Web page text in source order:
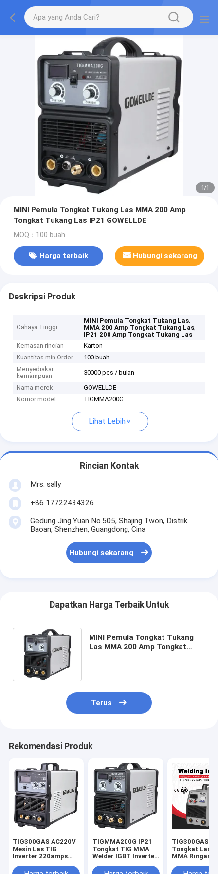
1/1
MINI Pemula Tongkat Tukang Las MMA 200 Amp
Tongkat Tukang Las IP21 GOWELLDE
MOQ：100 buah
Harga terbaik Hubungi sekarang
Deskripsi Produk
Cahaya Tinggi
MINI Pemula Tongkat Tukang Las,
MMA 200 Amp Tongkat Tukang Las,
IP21 200 Amp Tongkat Tukang Las
Kemasan rincian
Karton
Kuantitas min Order
100 buah
Menyediakan
kemampuan
30000 pcs / bulan
Nama merek
GOWELLDE
Nomor model
TIGMMA200G
Lihat Lebih
Rincian Kontak
Mrs. sally
+86 17722434326
Gedung Jing Yuan No.505, Shajing Twon, Distrik
Baoan, Shenzhen, Guangdong, Cina
Hubungi sekarang
Dapatkan Harga Terbaik Untuk
MINI Pemula Tongkat Tukang
Las MMA 200 Amp Tongkat
Terus
Rekomendasi Produk
TIG300GAS AC220V
Mesin Las TIG
Inverter 220amps
TIGMMA200G IP21
Tongkat TIG MMA
Welder IGBT Inverter
TIG300GAS
Tongkat Las
MMA Ringan